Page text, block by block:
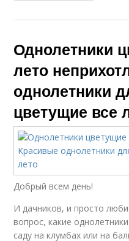
Однолетники
лето
однолетники
цветущие все
Добрый всем день!
И дачников, и просто
вопрос, какие
саду на клумбах или на